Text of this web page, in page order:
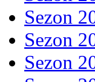
Sezon
Sezon
Sezon